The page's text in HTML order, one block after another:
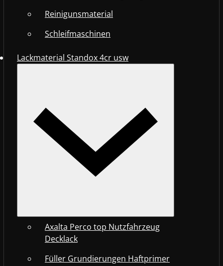
Reinigunsmaterial
Schleifmaschinen
Lackmaterial Standox 4cr usw
Axalta Perco top Nutzfahrzeug
Decklack
Füller Grundierungen Haftprimer